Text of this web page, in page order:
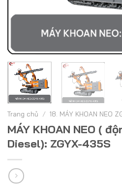
Trang chủ / 18. MÁY KHOAN NEO
MÁY KHOAN NEO (
Diesel): ZGYX-435S